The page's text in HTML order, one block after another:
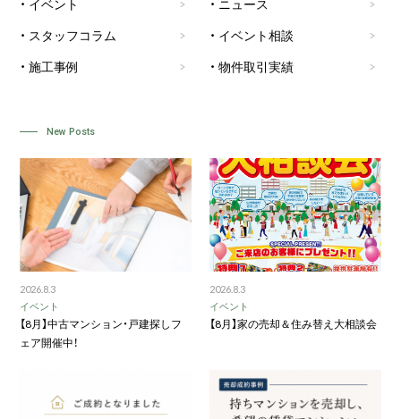
イベント ニュース
スタッフコラム イベント相談
施工事例 物件取引実績
New Posts
2026.8.3
イベント
【8月】中古マンション・戸建探しフ
ェア開催中！
2026.8.3
イベント
【8月】家の売却＆住み替え大相談会